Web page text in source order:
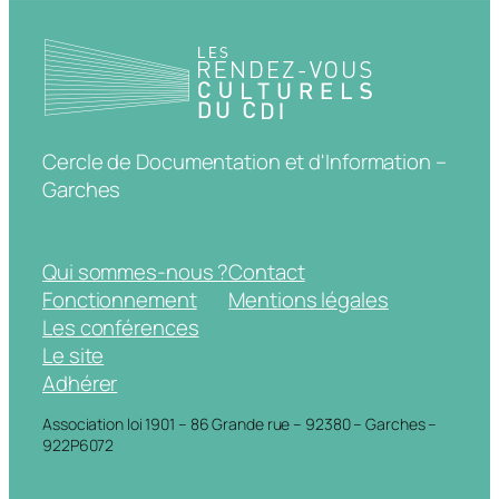
Cercle de Documentation et d'Information –
Garches
Qui sommes-nous ?
Fonctionnement
Les conférences
Le site
Adhérer
Contact
Mentions légales
Association loi 1901 – 86 Grande rue – 92380 – Garches –
922P6072